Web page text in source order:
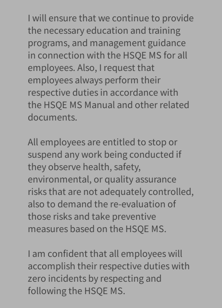
I will ensure that we continue to provide
the necessary education and training
programs, and management guidance
in connection with the HSQE MS for all
employees. Also, I request that
employees always perform their
respective duties in accordance with
the HSQE MS Manual and other related
documents.
All employees are entitled to stop or
suspend any work being conducted if
they observe health, safety,
environmental, or quality assurance
risks that are not adequately controlled,
also to demand the re-evaluation of
those risks and take preventive
measures based on the HSQE MS.
I am confident that all employees will
accomplish their respective duties with
zero incidents by respecting and
following the HSQE MS.